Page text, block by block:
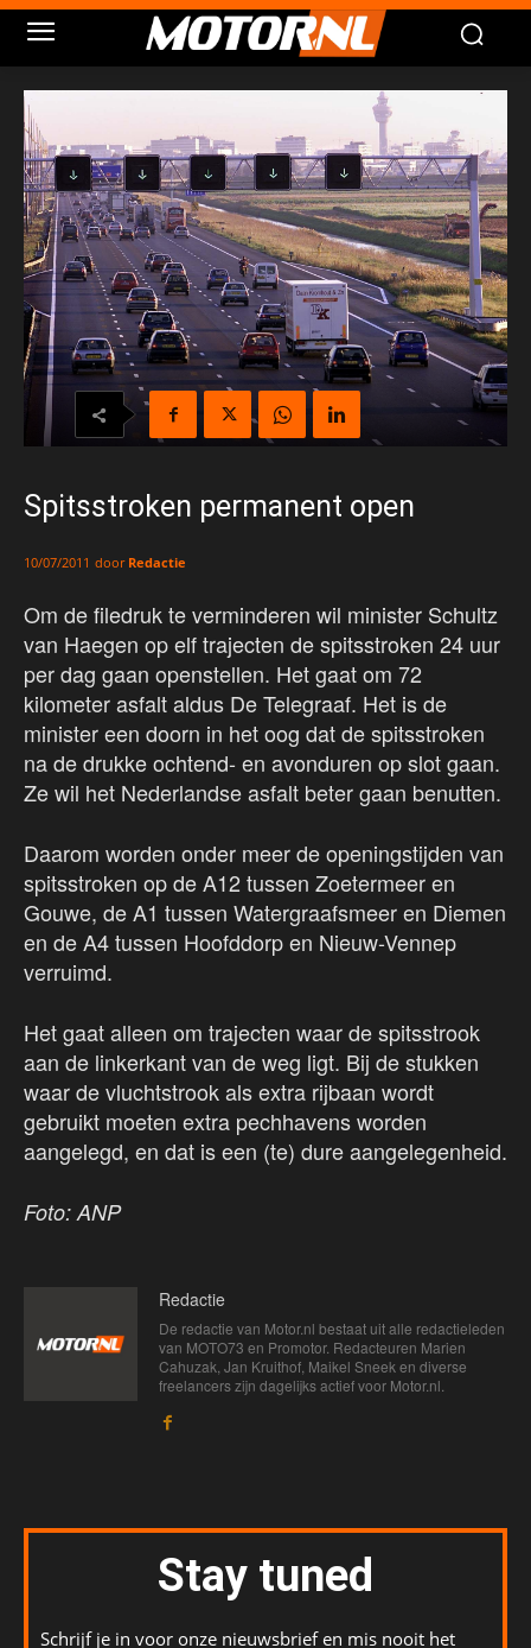
Spitsstroken permanent open
10/07/2011 door Redactie
Om de filedruk te verminderen wil minister Schultz
van Haegen op elf trajecten de spitsstroken 24 uur
per dag gaan openstellen. Het gaat om 72
kilometer asfalt aldus De Telegraaf. Het is de
minister een doorn in het oog dat de spitsstroken
na de drukke ochtend- en avonduren op slot gaan.
Ze wil het Nederlandse asfalt beter gaan benutten.
Daarom worden onder meer de openingstijden van
spitsstroken op de A12 tussen Zoetermeer en
Gouwe, de A1 tussen Watergraafsmeer en Diemen
en de A4 tussen Hoofddorp en Nieuw-Vennep
verruimd.
Het gaat alleen om trajecten waar de spitsstrook
aan de linkerkant van de weg ligt. Bij de stukken
waar de vluchtstrook als extra rijbaan wordt
gebruikt moeten extra pechhavens worden
aangelegd, en dat is een (te) dure aangelegenheid.
Foto: ANP
Redactie
De redactie van Motor.nl bestaat uit alle redactieleden
van MOTO73 en Promotor. Redacteuren Marien
Cahuzak, Jan Kruithof, Maikel Sneek en diverse
freelancers zijn dagelijks actief voor Motor.nl.
Stay tuned
Schrijf je in voor onze nieuwsbrief en mis nooit het